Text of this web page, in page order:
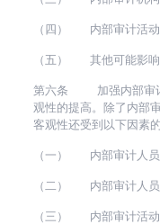
（四） 内部审计活动
（五） 其他可能影响
第六条 加强内部审计
观性的提高。除了内部
客观性还受到以下因素
（一） 内部审计人员
（二） 内部审计人员
（三） 内部审计活动